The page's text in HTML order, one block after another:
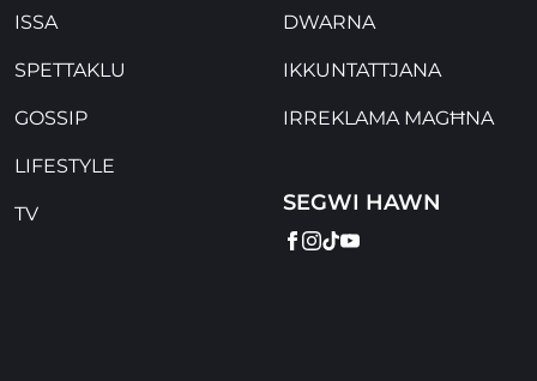
ISSA
SPETTAKLU
GOSSIP
LIFESTYLE
TV
DWARNA
IKKUNTATTJANA
IRREKLAMA MAGĦNA
SEGWI HAWN
FACEBOOK
INSTAGRAM
TIKTOK
YOUTUBE